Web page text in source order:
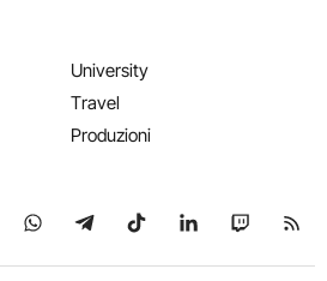
University
Travel
Produzioni
X su YouTube
Seguici su WhatsApp
Seguici su Telegram
Seguici su TikTok
Seguici su
Seguici